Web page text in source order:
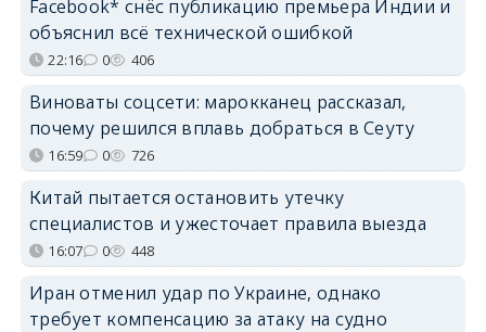
Facebook* снёс публикацию премьера Индии и
объяснил всё технической ошибкой
22:16 0 406
Виноваты соцсети: марокканец рассказал,
почему решился вплавь добраться в Сеуту
16:59 0 726
Китай пытается остановить утечку
специалистов и ужесточает правила выезда
16:07 0 448
Иран отменил удар по Украине, однако
требует компенсацию за атаку на судно